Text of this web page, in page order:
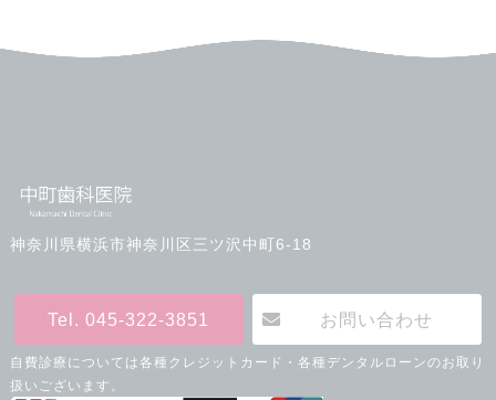
神奈川県横浜市神奈川区三ツ沢中町6-18
Tel. 045-322-3851 お問い合わせ
自費診療については各種クレジットカード・各種デンタルローンのお取り
扱いございます。